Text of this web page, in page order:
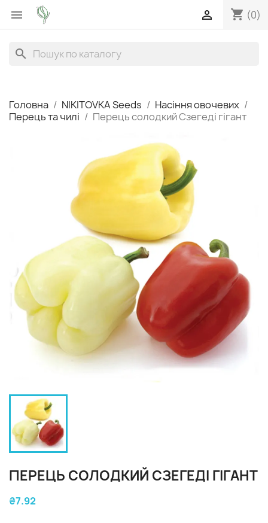
 shopping_cart (0)

search
Головна NIKITOVKA Seeds
Насіння овочевих
Перець та чилі
Перець солодкий Сзегеді гігант
ПЕРЕЦЬ СОЛОДКИЙ СЗЕГЕДІ ГІГАНТ
₴7.92